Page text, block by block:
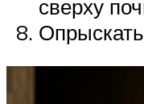
сверху